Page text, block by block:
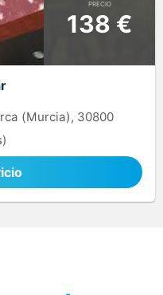
PRECIO
138 €
(Murcia), 30800